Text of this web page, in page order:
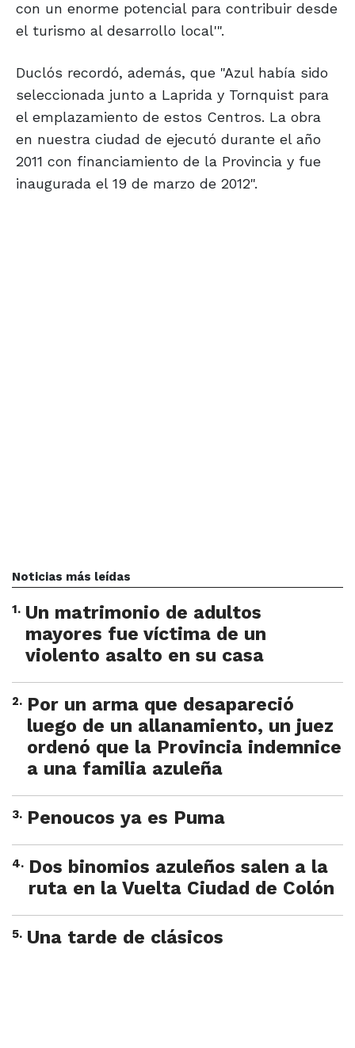
con un enorme potencial para contribuir desde
el turismo al desarrollo local'".
Duclós recordó, además, que "Azul había sido
seleccionada junto a Laprida y Tornquist para
el emplazamiento de estos Centros. La obra
en nuestra ciudad de ejecutó durante el año
2011 con financiamiento de la Provincia y fue
inaugurada el 19 de marzo de 2012".
Noticias más leídas
1. Un matrimonio de adultos
mayores fue víctima de un
violento asalto en su casa
2. Por un arma que desapareció
luego de un allanamiento, un juez
ordenó que la Provincia indemnice
a una familia azuleña
3. Penoucos ya es Puma
4. Dos binomios azuleños salen a la
ruta en la Vuelta Ciudad de Colón
5. Una tarde de clásicos